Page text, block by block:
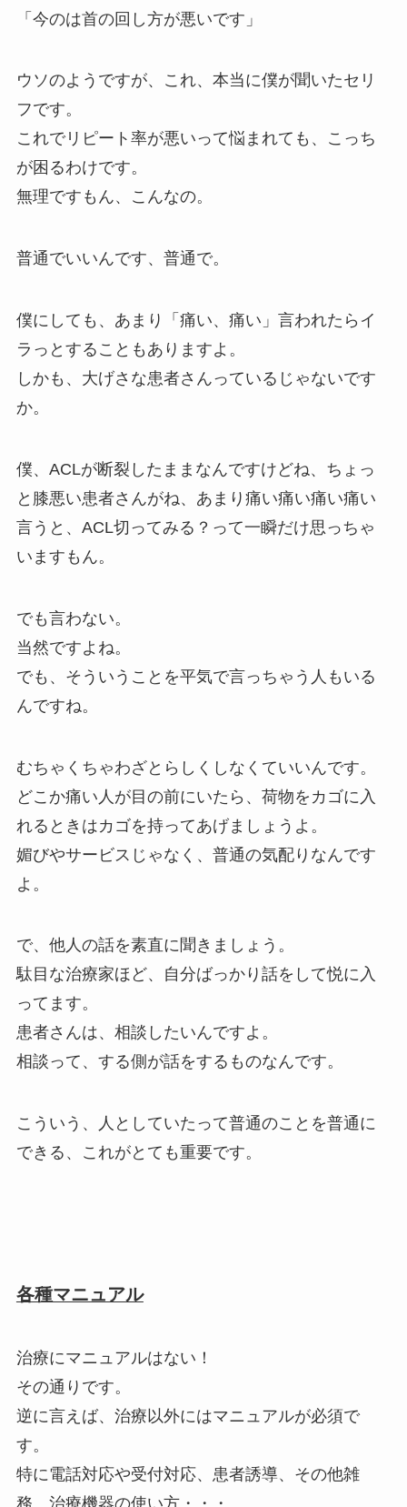
「今のは首の回し方が悪いです」
ウソのようですが、これ、本当に僕が聞いたセリ
フです。
これでリピート率が悪いって悩まれても、こっち
が困るわけです。
無理ですもん、こんなの。
普通でいいんです、普通で。
僕にしても、あまり「痛い、痛い」言われたらイ
ラっとすることもありますよ。
しかも、大げさな患者さんっているじゃないです
か。
僕、ACLが断裂したままなんですけどね、ちょっ
と膝悪い患者さんがね、あまり痛い痛い痛い痛い
言うと、ACL切ってみる？って一瞬だけ思っちゃ
いますもん。
でも言わない。
当然ですよね。
でも、そういうことを平気で言っちゃう人もいる
んですね。
むちゃくちゃわざとらしくしなくていいんです。
どこか痛い人が目の前にいたら、荷物をカゴに入
れるときはカゴを持ってあげましょうよ。
媚びやサービスじゃなく、普通の気配りなんです
よ。
で、他人の話を素直に聞きましょう。
駄目な治療家ほど、自分ばっかり話をして悦に入
ってます。
患者さんは、相談したいんですよ。
相談って、する側が話をするものなんです。
こういう、人としていたって普通のことを普通に
できる、これがとても重要です。
各種マニュアル
治療にマニュアルはない！
その通りです。
逆に言えば、治療以外にはマニュアルが必須で
す。
特に電話対応や受付対応、患者誘導、その他雑
務、治療機器の使い方・・・